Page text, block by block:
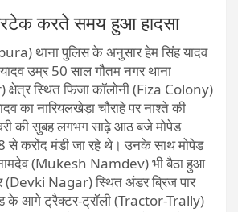
करते समय हुआ हादसा
थाना पुलिस के अनुसार हेम सिंह यादव
यादव उम्र 50 साल गौतम नगर थाना
स्थित फिजा कॉलोनी (Fiza Colony)
का नारियलखेड़ा चौराहे पर नाश्ते की
की सुबह लगभग साढ़े आठ बजे मोपेड
से करोंद मंडी जा रहे थे। उनके साथ मोपेड
(Mukesh Namdev) भी बैठा हुआ
(Devki Nagar) स्थित अंडर ब्रिज पार
के आगे ट्रैक्टर-ट्रॉली (Tractor-Trally)